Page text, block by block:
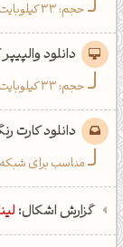
حجم: 33 کیلوبایت
دانلود
حجم: 33 کیلوبایت
دانلود
مناسب برای
گزارش اشکال: